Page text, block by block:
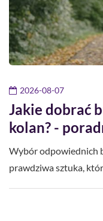
2026-08-07
Jakie dobrać
kolan? -
Wybór odpowiednich
prawdziwa sztuka,